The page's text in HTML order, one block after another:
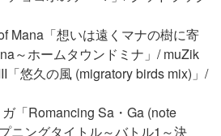
Mana「想いは遠くマナの樹に寄
～ホームタウンドミナ」/ muZik
「悠久の風 (migratory birds mix)」/
「Romancing Sa・Ga (note
ニングタイトル～バトル1～決